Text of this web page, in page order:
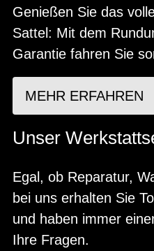
Genießen Sie das
Sattel: Mit dem
Garantie fahren Sie
MEHR ERFAHREN
Unser
Egal, ob Reparatur,
bei uns erhalten Sie
und haben immer
Ihre Fragen.